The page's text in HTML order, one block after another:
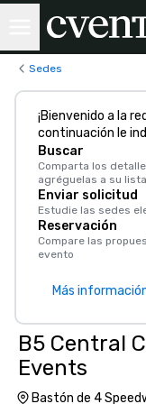
Sedes
¡Bienvenido a la
continuación le
Buscar
Comparta los
agréguelas a su lista
Enviar solicitud
Estudie las sedes
Reservación
Compare las
evento
Más
B5 Central
Events
Bastón de 4